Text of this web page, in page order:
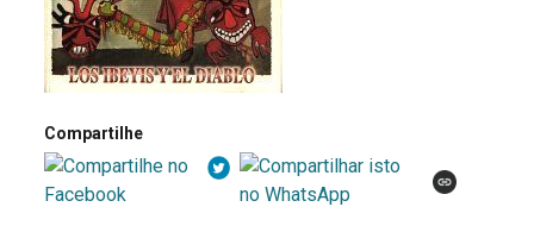
Compartilhe